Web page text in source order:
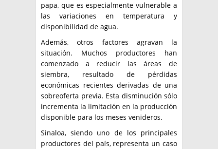
papa, que es especialmente vulnerable a
las variaciones en temperatura y
disponibilidad de agua.
Además, otros factores agravan la
situación. Muchos productores han
comenzado a reducir las áreas de
siembra, resultado de pérdidas
económicas recientes derivadas de una
sobreoferta previa. Esta disminución sólo
incrementa la limitación en la producción
disponible para los meses venideros.
Sinaloa, siendo uno de los principales
productores del país, representa un caso